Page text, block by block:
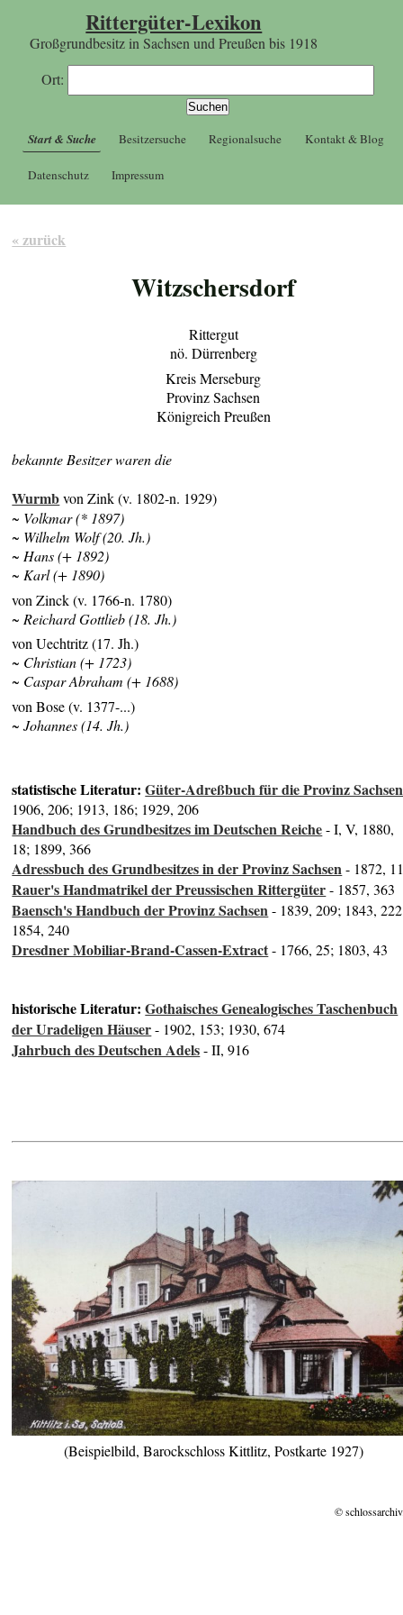
Rittergüter-Lexikon
Großgrundbesitz in Sachsen und Preußen bis 1918
Ort:
Start & Suche Besitzersuche Regionalsuche Kontakt & Blog
Datenschutz Impressum
« zurück
Witzschersdorf
Rittergut
nö. Dürrenberg
Kreis Merseburg
Provinz Sachsen
Königreich Preußen
bekannte Besitzer waren die
Wurmbvon Zink (v. 1802-n. 1929)
~ Volkmar (* 1897)
~ Wilhelm Wolf (20. Jh.)
~ Hans (+ 1892)
~ Karl (+ 1890)
von Zinck (v. 1766-n. 1780)
~ Reichard Gottlieb (18. Jh.)
von Uechtritz (17. Jh.)
~ Christian (+ 1723)
~ Caspar Abraham (+ 1688)
von Bose (v. 1377-...)
~ Johannes (14. Jh.)
statistische Literatur:Güter-Adreßbuch für die Provinz Sachsen
1906, 206; 1913, 186; 1929, 206
Handbuch des Grundbesitzes im Deutschen Reiche- I, V, 1880,
18; 1899, 366
Adressbuch des Grundbesitzes in der Provinz Sachsen- 1872,
Rauer's Handmatrikel der Preussischen Rittergüter- 1857, 363
Baensch's Handbuch der Provinz Sachsen- 1839, 209; 1843,
1854, 240
Dresdner Mobiliar-Brand-Cassen-Extract- 1766, 25; 1803, 43
historische Literatur:Gothaisches Genealogisches Taschenbuch
der Uradeligen Häuser- 1902, 153; 1930, 674
Jahrbuch des Deutschen Adels- II, 916
(Beispielbild, Barockschloss Kittlitz, Postkarte 1927)
©